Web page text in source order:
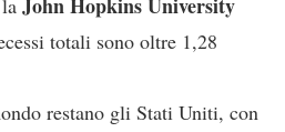
totali sono oltre 1,28
restano gli Stati Uniti, con